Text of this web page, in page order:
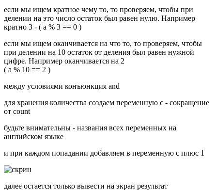
если мы ищем кратное чему то, то проверяем, чтобы при
делении на это число остаток был равен нулю. Например
кратно 3 - ( a % 3 == 0 )
если мы ищем оканчивается на что то, то проверяем, чтобы
при делении на 10 остаток от деления был равен нужной
цифре. Например оканчивается на 2
( a % 10 == 2 )
между условиями конъюнкция and
для хранения количества создаем переменную c - сокращение
от count
будьте внимательны - названия всех переменных на
английском языке
и при каждом попадании добавляем в переменную c плюс 1
далее остается только вывести на экран результат